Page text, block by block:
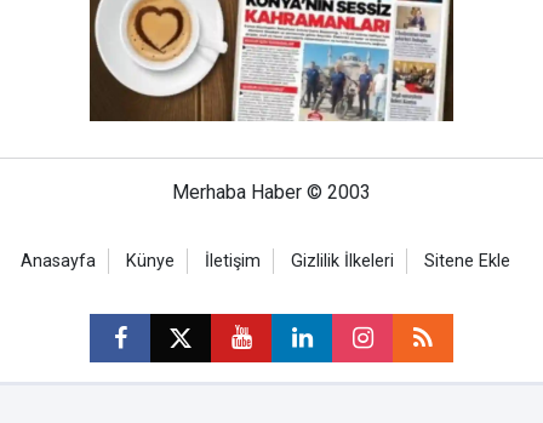
Merhaba Haber © 2003
Anasayfa Künye İletişim Gizlilik İlkeleri Sitene Ekle